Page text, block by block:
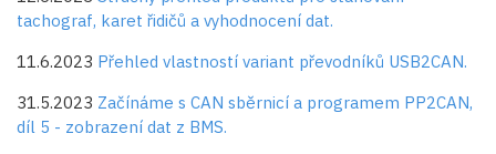
tachograf, karet řidičů a vyhodnocení dat.
11.6.2023 Přehled vlastností variant převodníků USB2CAN.
31.5.2023 Začínáme s CAN sběrnicí a programem PP2CAN,
díl 5 - zobrazení dat z BMS.